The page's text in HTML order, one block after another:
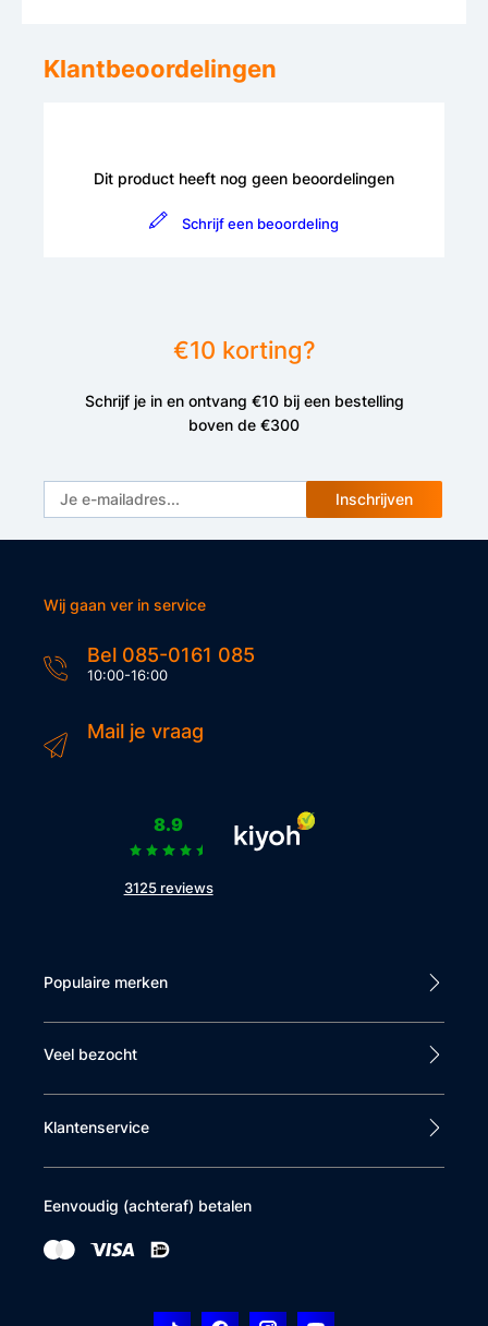
Klantbeoordelingen
Dit product heeft nog geen beoordelingen
Schrijf een beoordeling
€10 korting?
Schrijf je in en ontvang €10 bij een bestelling
boven de €300
Inschrijven
Wij gaan ver in service
Bel 085-0161 085
10:00-16:00
Mail je vraag
8.9
3125 reviews
Populaire merken
Veel bezocht
Klantenservice
Eenvoudig (achteraf) betalen